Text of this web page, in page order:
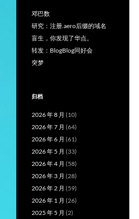
邓巴数
研究：注册.aero后缀的域名
盲生，你发现了华点。
转发：BlogBlog同好会
突梦
归档
2026 年 8 月 (10)
2026 年 7 月 (64)
2026 年 6 月 (61)
2026 年 5 月 (33)
2026 年 4 月 (58)
2026 年 3 月 (28)
2026 年 2 月 (59)
2026 年 1 月 (26)
2025 年 5 月 (2)